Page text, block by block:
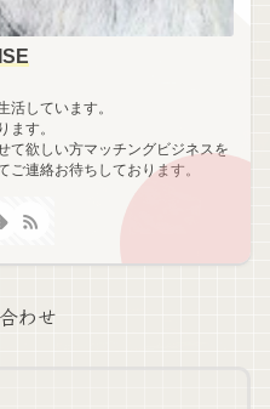
活しています。
ます。
て欲しい方マッチングビジネスを
ご連絡お待ちしております。
わせ